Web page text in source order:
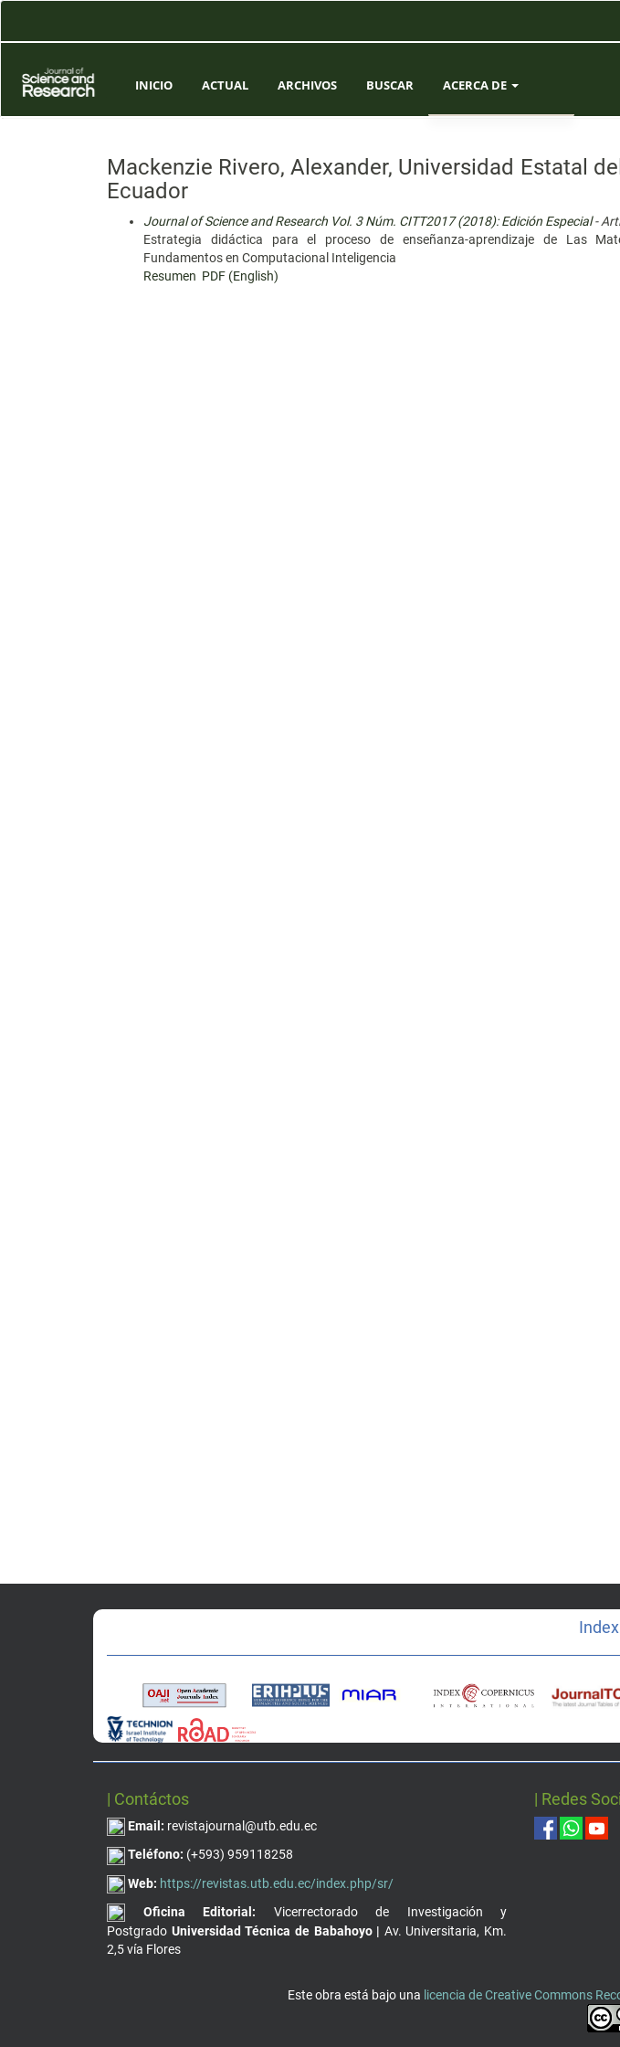
Contenido
Barra
lateral
INICIO ACTUAL ARCHIVOS BUSCAR ACERCA DE
EQUIPO EDITORIAL
Mackenzie Rivero, Alexander, Universidad Estatal
Ecuador
Journal of Science and Research Vol. 3 Núm. CITT2017 (2018): Edición Especial-
Estrategia didáctica para el proceso de enseñanza-aprendizaje de Las
Fundamentos en Computacional Inteligencia
Resumen PDF (English)
| Contáctos
Email: revistajournal@utb.edu.ec
Teléfono: (+593) 959118258
Web: https://revistas.utb.edu.ec/index.php/sr/
Oficina Editorial: Vicerrectorado de Investigación y
Postgrado Universidad Técnica de Babahoyo | Av. Universitaria, Km.
2,5 vía Flores
| Redes
Este obra está bajo una licencia de Creative Commons